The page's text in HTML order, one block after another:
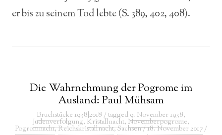
er bis zu seinem Tod lebte (S. 389, 402, 408).
Die Wahrnehmung der Pogrome im
Ausland: Paul Mühsam
Bruchstücke 1938|2018 / tagged 9. November 1938,
Judenverfolgung,Kristallnacht, Novemberpogrome,
Pogromnacht,Reichskristallnacht,Sachsen/18. November 2017/